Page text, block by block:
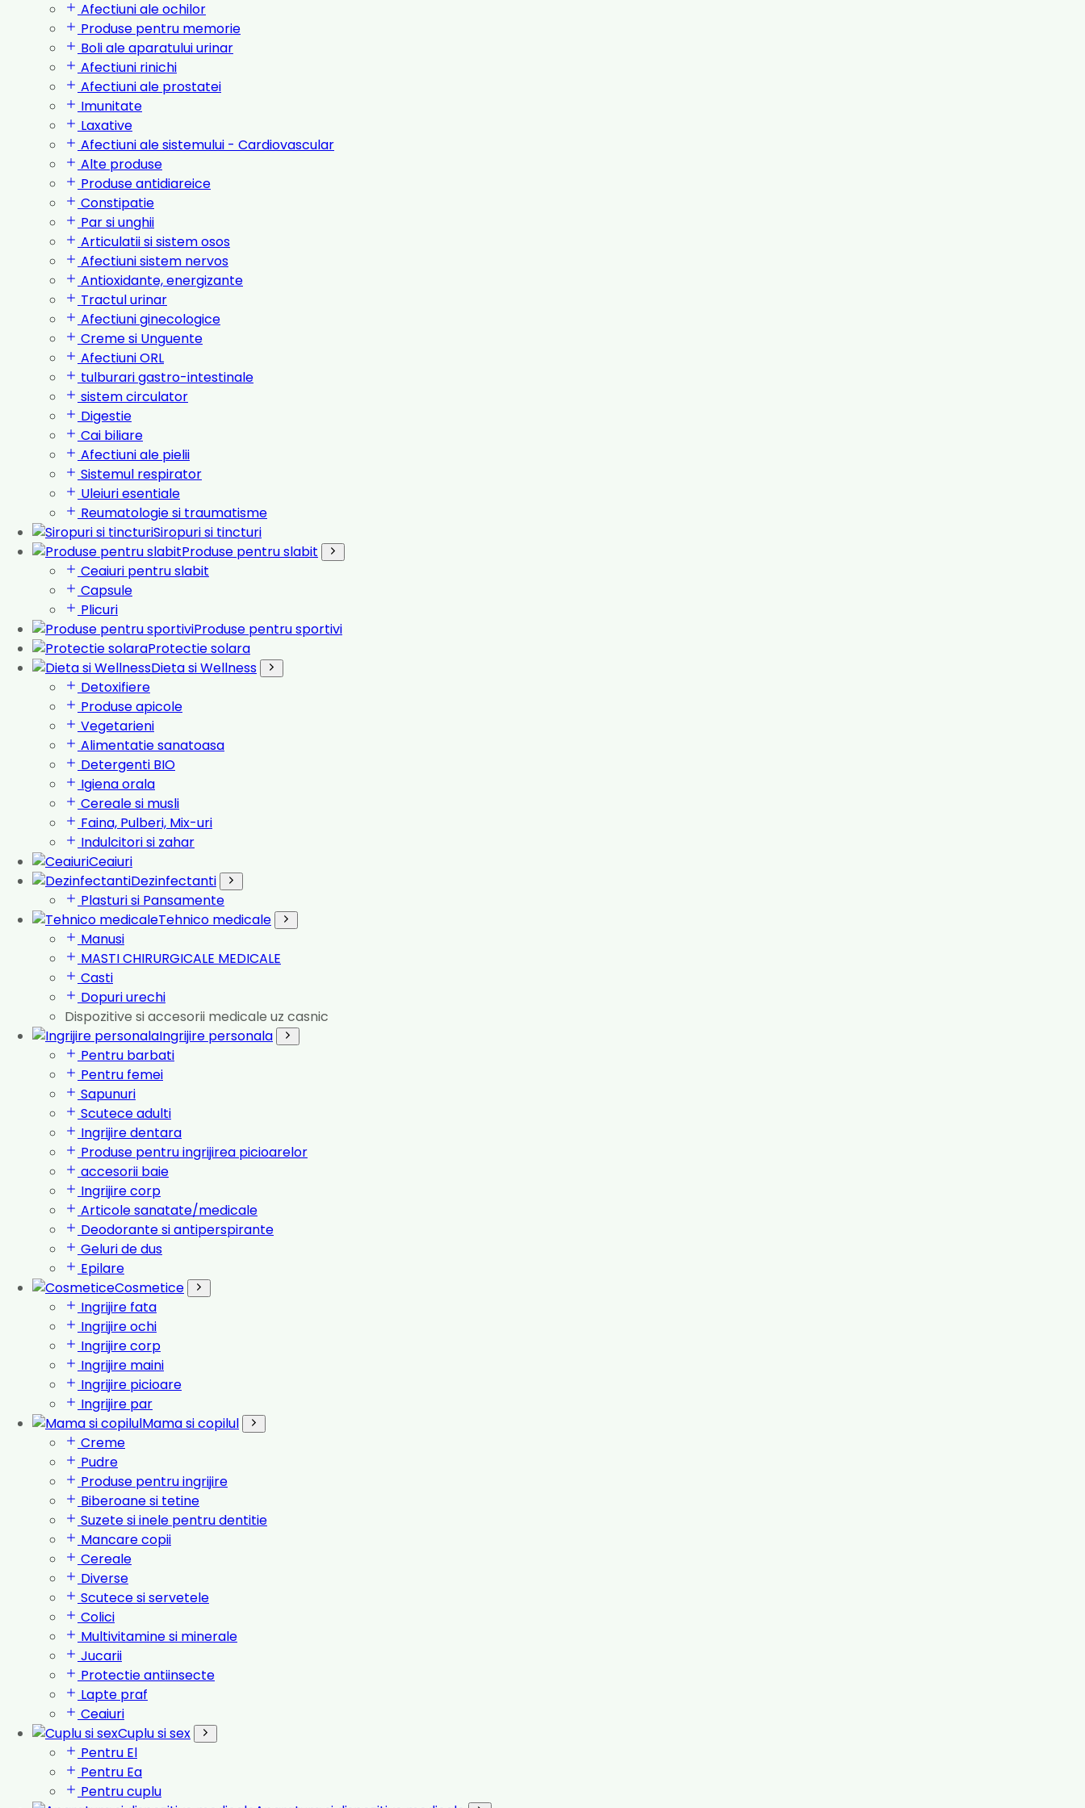
Afectiuni ale ochilor
Produse pentru memorie
Boli ale aparatului urinar
Afectiuni rinichi
Afectiuni ale prostatei
Imunitate
Laxative
Afectiuni ale sistemului - Cardiovascular
Alte produse
Produse antidiareice
Constipatie
Par si unghii
Articulatii si sistem osos
Afectiuni sistem nervos
Antioxidante, energizante
Tractul urinar
Afectiuni ginecologice
Creme si Unguente
Afectiuni ORL
tulburari gastro-intestinale
sistem circulator
Digestie
Cai biliare
Afectiuni ale pielii
Sistemul respirator
Uleiuri esentiale
Reumatologie si traumatisme
Siropuri si tincturi
Produse pentru slabit
Ceaiuri pentru slabit
Capsule
Plicuri
Produse pentru sportivi
Protectie solara
Dieta si Wellness
Detoxifiere
Produse apicole
Vegetarieni
Alimentatie sanatoasa
Detergenti BIO
Igiena orala
Cereale si musli
Faina, Pulberi, Mix-uri
Indulcitori si zahar
Ceaiuri
Dezinfectanti
Plasturi si Pansamente
Tehnico medicale
Manusi
MASTI CHIRURGICALE MEDICALE
Casti
Dopuri urechi
Dispozitive si accesorii medicale uz casnic
Ingrijire personala
Pentru barbati
Pentru femei
Sapunuri
Scutece adulti
Ingrijire dentara
Produse pentru ingrijirea picioarelor
accesorii baie
Ingrijire corp
Articole sanatate/medicale
Deodorante si antiperspirante
Geluri de dus
Epilare
Cosmetice
Ingrijire fata
Ingrijire ochi
Ingrijire corp
Ingrijire maini
Ingrijire picioare
Ingrijire par
Mama si copilul
Creme
Pudre
Produse pentru ingrijire
Biberoane si tetine
Suzete si inele pentru dentitie
Mancare copii
Cereale
Diverse
Scutece si servetele
Colici
Multivitamine si minerale
Jucarii
Protectie antiinsecte
Lapte praf
Ceaiuri
Cuplu si sex
Pentru El
Pentru Ea
Pentru cuplu